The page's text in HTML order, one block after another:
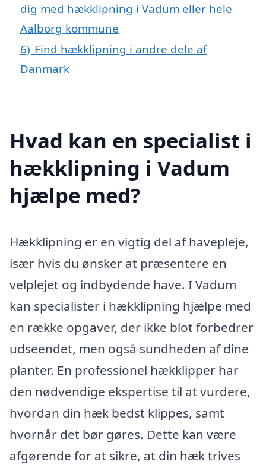
dig med hækklipning i Vadum eller hele
Aalborg kommune
6) Find hækklipning i andre dele af
Danmark
Hvad kan en specialist i
hækklipning i Vadum
hjælpe med?
Hækklipning er en vigtig del af havepleje,
især hvis du ønsker at præsentere en
velplejet og indbydende have. I Vadum
kan specialister i hækklipning hjælpe med
en række opgaver, der ikke blot forbedrer
udseendet, men også sundheden af dine
planter. En professionel hækklipper har
den nødvendige ekspertise til at vurdere,
hvordan din hæk bedst klippes, samt
hvornår det bør gøres. Dette kan være
afgørende for at sikre, at din hæk trives